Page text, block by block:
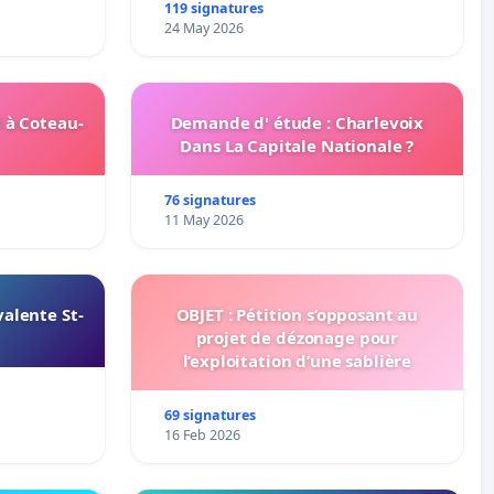
119 signatures
24 May 2026
Coteau-
Demande d' étude : Charlevoix
Dans La Capitale Nationale ?
76 signatures
11 May 2026
St-
OBJET : Pétition s’opposant au
projet de dézonage pour
l’exploitation d’une sablière
69 signatures
16 Feb 2026